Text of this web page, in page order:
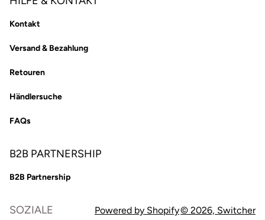
Kontakt
Versand & Bezahlung
Retouren
Händlersuche
FAQs
B2B PARTNERSHIP
B2B Partnership
SOZIALE Powered by Shopify© 2026, Switcher